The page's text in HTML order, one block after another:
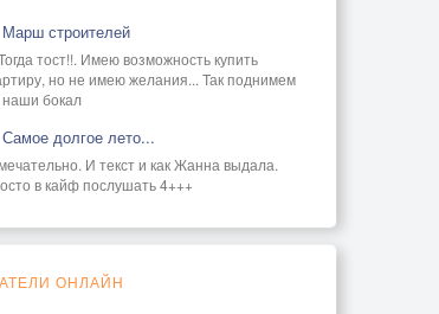
Марш строителей
тост!!. Имею возможность купить
но не имею желания... Так поднимем
бокал
Самое долгое лето...
И текст и как Жанна выдала.
в кайф послушать 4+++
ОНЛАЙН